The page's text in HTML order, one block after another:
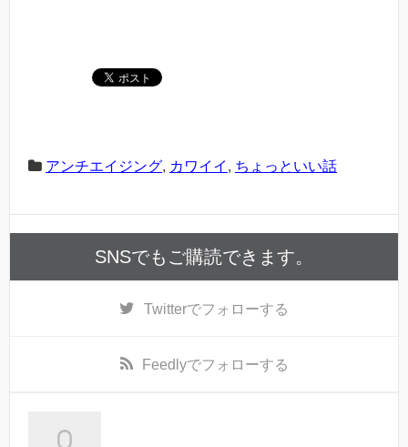
アンチエイジング, カワイイ , ちょっといい話
SNSでもご購読できます。
Twitterでフォローする
Feedlyでフォローする